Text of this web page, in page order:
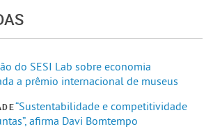
do SESI Lab sobre economia
a prêmio internacional de museus
“Sustentabilidade e competitividade
afirma Davi Bomtempo